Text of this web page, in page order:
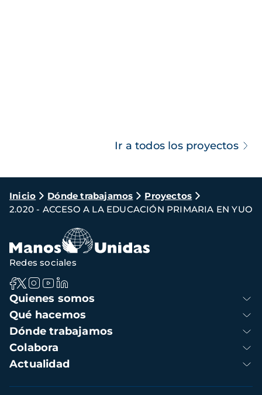
Ir a todos los proyectos
Ruta
de
navegación
Inicio Dónde trabajamos
Proyectos
2.020 - ACCESO A LA EDUCACIÓN PRIMARIA EN YUO
Navegación
principal
Quienes somos
Qué hacemos
Dónde trabajamos
Colabora
Actualidad
Redes sociales